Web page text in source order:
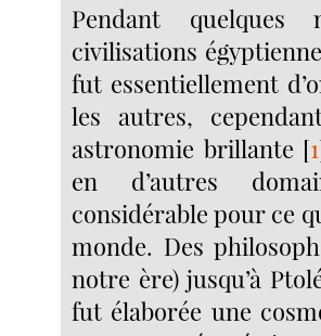
Pendant quelques
civilisations
fut essentiellement
les autres,
astronomie brillante [1
en d’autres
considérable pour ce
monde. Des
notre ère) jusqu’à
fut élaborée une